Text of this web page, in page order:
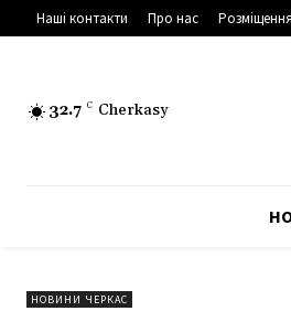
Наші контакти Про нас
32.7 C Cherkasy
НОВИНИ ЧЕРКАС